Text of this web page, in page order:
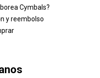
Cymbals?
y reembolso